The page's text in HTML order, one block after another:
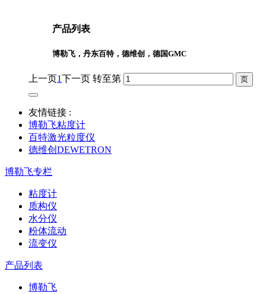
产品列表
博勒飞，丹东百特，德维创，德国GMC
上一页1下一页 转至第
友情链接 :
博勒飞粘度计
百特激光粒度仪
德维创DEWETRON
博勒飞专栏
粘度计
质构仪
水分仪
粉体流动
流变仪
产品列表
博勒飞